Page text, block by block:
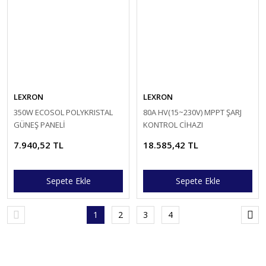
LEXRON
350W ECOSOL POLYKRISTAL
GÜNEŞ PANELİ
7.940,52 TL
Sepete Ekle
LEXRON
80A HV(15~230V) MPPT ŞARJ
KONTROL CİHAZI
18.585,42 TL
Sepete Ekle
1 2 3 4